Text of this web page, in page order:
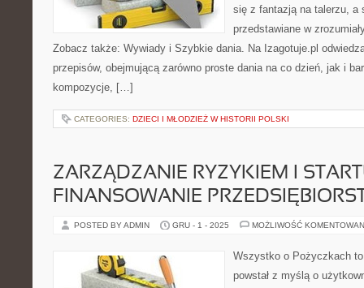
się z fantazją na talerzu, a
przedstawiane w
Zobacz także: Wywiady i Szybkie dania. Na Izagotuje.pl
przepisów, obejmującą zarówno proste dania na co dzień, jak i
kompozycje, […]
CATEGORIES: DZIECI I MŁODZIEŻ W HISTORII POLSKI
ZARZĄDZANIE RYZYKIEM I
FINANSOWANIE
POSTED BY ADMIN GRU - 1 - 2025 MOŻLIWOŚĆ
Wszystko o Pożyczkach
powstał z myślą o